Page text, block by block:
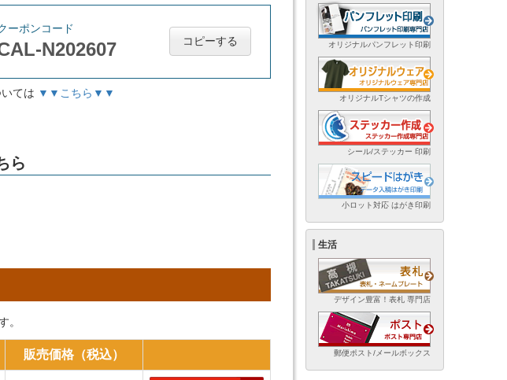
ーポンコード
N202607 コピーする
ては ▼▼こちら▼▼
ら
。
販売価格（税込）
オリジナルパンフレット印刷
オリジナルTシャツの作成
シール/ステッカー 印刷
小ロット対応 はがき印刷
生活
デザイン豊富！表札 専門店
郵便ポスト/メールボックス